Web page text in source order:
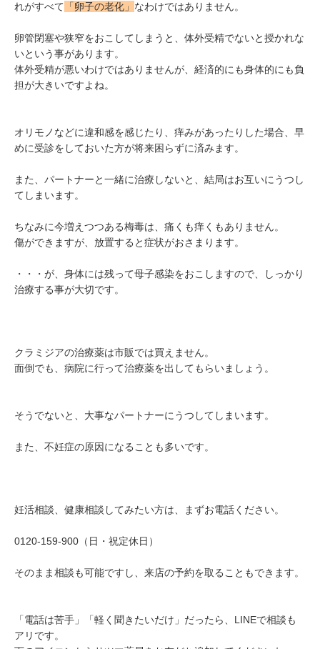
れがすべて 「卵子の老化」 なわけではありません。
卵管閉塞や狭窄をおこしてしまうと、体外受精でないと授かれな
いという事があります。
体外受精が悪いわけではありませんが、経済的にも身体的にも負
担が大きいですよね。
オリモノなどに違和感を感じたり、痒みがあったりした場合、早
めに受診をしておいた方が将来困らずに済みます。
また、パートナーと一緒に治療しないと、結局はお互いにうつし
てしまいます。
ちなみに今増えつつある梅毒は、痛くも痒くもありません。
傷ができますが、放置すると症状がおさまります。
・・・が、身体には残って母子感染をおこしますので、しっかり
治療する事が大切です。
クラミジアの治療薬は市販では買えません。
面倒でも、病院に行って治療薬を出してもらいましょう。
そうでないと、大事なパートナーにうつしてしまいます。
また、不妊症の原因になることも多いです。
妊活相談、健康相談してみたい方は、まずお電話ください。
0120-159-900（日・祝定休日）
そのまま相談も可能ですし、来店の予約を取ることもできます。
「電話は苦手」「軽く聞きたいだけ」だったら、LINEで相談も
アリです。